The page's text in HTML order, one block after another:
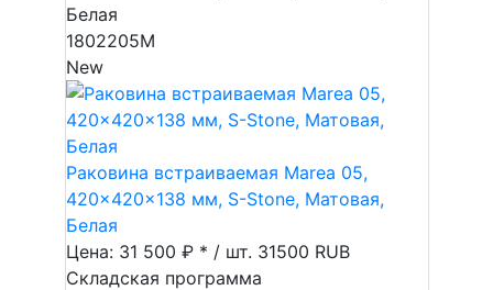
Белая
1802205M
New
Раковина встраиваемая Marea 05,
420x420x138 мм, S-Stone, Матовая,
Белая
Цена: 31 500 ₽ * / шт. 31500 RUB
Складская программа